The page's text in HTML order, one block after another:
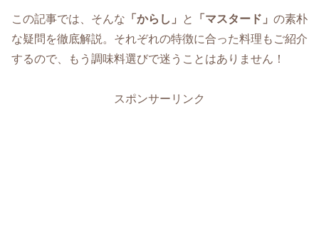
この記事では、そんな 「からし」 と 「マスタード」 の素朴
な疑問を徹底解説。それぞれの特徴に合った料理もご紹介
するので、もう調味料選びで迷うことはありません！
スポンサーリンク